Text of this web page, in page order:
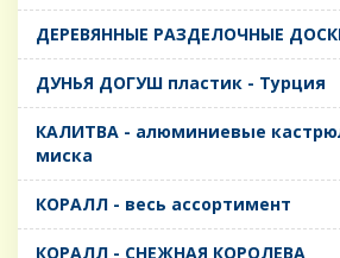
ДЕРЕВЯННЫЕ РАЗДЕЛОЧНЫЕ
ДУНЬЯ ДОГУШ пластик - Турция
КАЛИТВА - алюминиевые
миска
КОРАЛЛ - весь ассортимент
КОРАЛЛ - СНЕЖНАЯ КОРОЛЕВА